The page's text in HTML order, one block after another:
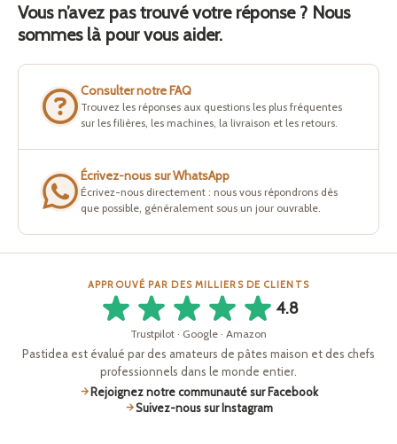
Vous n’avez pas trouvé votre réponse ? Nous
sommes là pour vous aider.
Consulter notre FAQ
Trouvez les réponses aux questions les plus fréquentes
sur les filières, les machines, la livraison et les retours.
Écrivez-nous sur WhatsApp
Écrivez-nous directement : nous vous répondrons dès
que possible, généralement sous un jour ouvrable.
APPROUVÉ PAR DES MILLIERS DE CLIENTS
4.8
Trustpilot · Google · Amazon
Pastidea est évalué par des amateurs de pâtes maison et des chefs
professionnels dans le monde entier.
Rejoignez notre communauté sur Facebook
Suivez-nous sur Instagram